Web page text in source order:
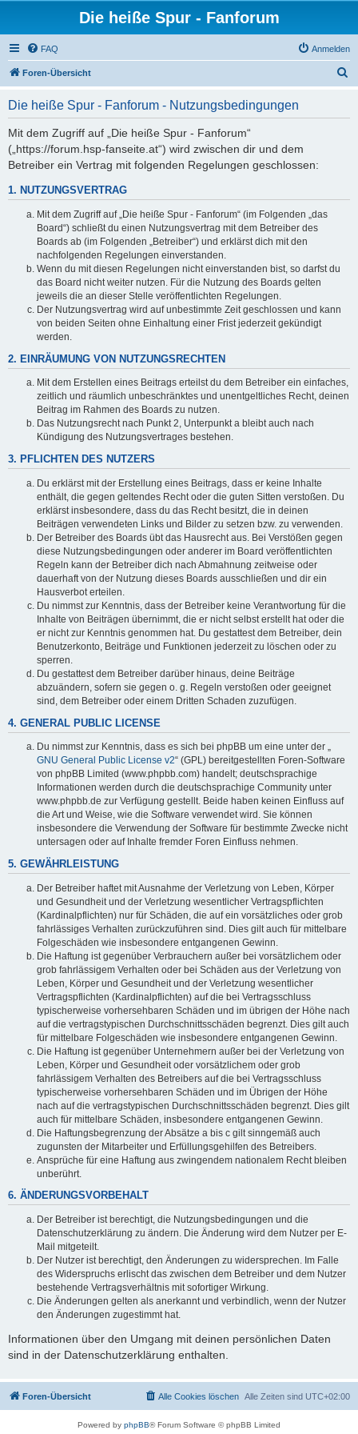
Die heiße Spur - Fanforum
FAQ Anmelden
Foren-Übersicht
Die heiße Spur - Fanforum - Nutzungsbedingungen
Mit dem Zugriff auf „Die heiße Spur - Fanforum“
(„https://forum.hsp-fanseite.at“) wird zwischen dir und dem
Betreiber ein Vertrag mit folgenden Regelungen geschlossen:
1. NUTZUNGSVERTRAG
Mit dem Zugriff auf „Die heiße Spur - Fanforum“ (im Folgenden „das
Board“) schließt du einen Nutzungsvertrag mit dem Betreiber des
Boards ab (im Folgenden „Betreiber“) und erklärst dich mit den
nachfolgenden Regelungen einverstanden.
Wenn du mit diesen Regelungen nicht einverstanden bist, so darfst du
das Board nicht weiter nutzen. Für die Nutzung des Boards gelten
jeweils die an dieser Stelle veröffentlichten Regelungen.
Der Nutzungsvertrag wird auf unbestimmte Zeit geschlossen und kann
von beiden Seiten ohne Einhaltung einer Frist jederzeit gekündigt
werden.
2. EINRÄUMUNG VON NUTZUNGSRECHTEN
Mit dem Erstellen eines Beitrags erteilst du dem Betreiber ein einfaches,
zeitlich und räumlich unbeschränktes und unentgeltliches Recht, deinen
Beitrag im Rahmen des Boards zu nutzen.
Das Nutzungsrecht nach Punkt 2, Unterpunkt a bleibt auch nach
Kündigung des Nutzungsvertrages bestehen.
3. PFLICHTEN DES NUTZERS
Du erklärst mit der Erstellung eines Beitrags, dass er keine Inhalte
enthält, die gegen geltendes Recht oder die guten Sitten verstoßen. Du
erklärst insbesondere, dass du das Recht besitzt, die in deinen
Beiträgen verwendeten Links und Bilder zu setzen bzw. zu verwenden.
Der Betreiber des Boards übt das Hausrecht aus. Bei Verstößen gegen
diese Nutzungsbedingungen oder anderer im Board veröffentlichten
Regeln kann der Betreiber dich nach Abmahnung zeitweise oder
dauerhaft von der Nutzung dieses Boards ausschließen und dir ein
Hausverbot erteilen.
Du nimmst zur Kenntnis, dass der Betreiber keine Verantwortung für die
Inhalte von Beiträgen übernimmt, die er nicht selbst erstellt hat oder die
er nicht zur Kenntnis genommen hat. Du gestattest dem Betreiber, dein
Benutzerkonto, Beiträge und Funktionen jederzeit zu löschen oder zu
sperren.
Du gestattest dem Betreiber darüber hinaus, deine Beiträge
abzuändern, sofern sie gegen o. g. Regeln verstoßen oder geeignet
sind, dem Betreiber oder einem Dritten Schaden zuzufügen.
4. GENERAL PUBLIC LICENSE
Du nimmst zur Kenntnis, dass es sich bei phpBB um eine unter der „
GNU General Public License v2“ (GPL) bereitgestellten Foren-Software
von phpBB Limited (www.phpbb.com) handelt; deutschsprachige
Informationen werden durch die deutschsprachige Community unter
www.phpbb.de zur Verfügung gestellt. Beide haben keinen Einfluss auf
die Art und Weise, wie die Software verwendet wird. Sie können
insbesondere die Verwendung der Software für bestimmte Zwecke nicht
untersagen oder auf Inhalte fremder Foren Einfluss nehmen.
5. GEWÄHRLEISTUNG
Der Betreiber haftet mit Ausnahme der Verletzung von Leben, Körper
und Gesundheit und der Verletzung wesentlicher Vertragspflichten
(Kardinalpflichten) nur für Schäden, die auf ein vorsätzliches oder grob
fahrlässiges Verhalten zurückzuführen sind. Dies gilt auch für mittelbare
Folgeschäden wie insbesondere entgangenen Gewinn.
Die Haftung ist gegenüber Verbrauchern außer bei vorsätzlichem oder
grob fahrlässigem Verhalten oder bei Schäden aus der Verletzung von
Leben, Körper und Gesundheit und der Verletzung wesentlicher
Vertragspflichten (Kardinalpflichten) auf die bei Vertragsschluss
typischerweise vorhersehbaren Schäden und im übrigen der Höhe nach
auf die vertragstypischen Durchschnittsschäden begrenzt. Dies gilt auch
für mittelbare Folgeschäden wie insbesondere entgangenen Gewinn.
Die Haftung ist gegenüber Unternehmern außer bei der Verletzung von
Leben, Körper und Gesundheit oder vorsätzlichem oder grob
fahrlässigem Verhalten des Betreibers auf die bei Vertragsschluss
typischerweise vorhersehbaren Schäden und im Übrigen der Höhe
nach auf die vertragstypischen Durchschnittsschäden begrenzt. Dies gilt
auch für mittelbare Schäden, insbesondere entgangenen Gewinn.
Die Haftungsbegrenzung der Absätze a bis c gilt sinngemäß auch
zugunsten der Mitarbeiter und Erfüllungsgehilfen des Betreibers.
Ansprüche für eine Haftung aus zwingendem nationalem Recht bleiben
unberührt.
6. ÄNDERUNGSVORBEHALT
Der Betreiber ist berechtigt, die Nutzungsbedingungen und die
Datenschutzerklärung zu ändern. Die Änderung wird dem Nutzer per E-
Mail mitgeteilt.
Der Nutzer ist berechtigt, den Änderungen zu widersprechen. Im Falle
des Widerspruchs erlischt das zwischen dem Betreiber und dem Nutzer
bestehende Vertragsverhältnis mit sofortiger Wirkung.
Die Änderungen gelten als anerkannt und verbindlich, wenn der Nutzer
den Änderungen zugestimmt hat.
Informationen über den Umgang mit deinen persönlichen Daten
sind in der Datenschutzerklärung enthalten.
Foren-Übersicht Alle Zeiten sind UTC+02:00
Alle Cookies löschen
Powered by phpBB® Forum Software © phpBB Limited